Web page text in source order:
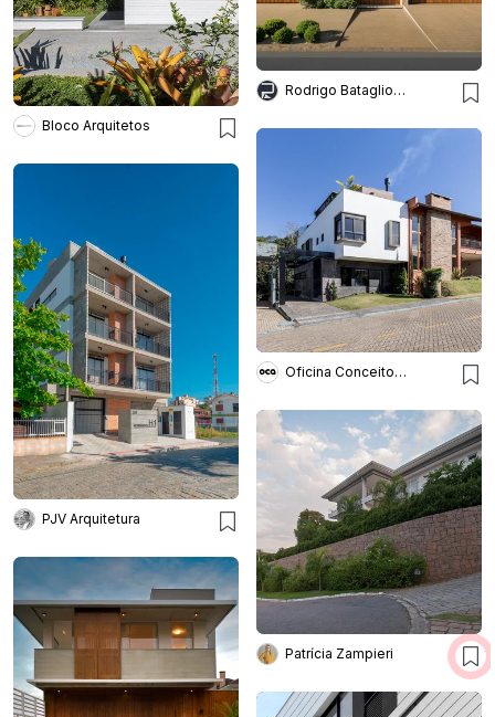
Rodrigo Batagliotti Arquitetos
Bloco Arquitetos
Oficina Conceito Arquitetura
PJV Arquitetura
Patrícia Zampieri